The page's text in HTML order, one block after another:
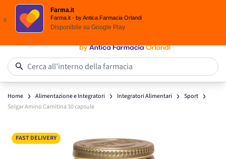
x
Farma.it
Farma.it - by Antica Farmacia Orlandi
Disponibile su Google Play
Salta al contenuto
Cerca all’interno della farmacia
Home Alimentazione e Integratori Integratori Alimentari
Sport
Solgar Amino Carnitina 30 capsule
FAST DELIVERY
Main image
Click to view image in fullscreen